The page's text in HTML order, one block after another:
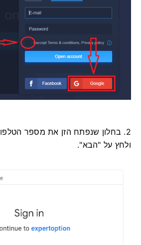
2. בחלון שנפתח הזן את מספר
ולחץ על "הבא".